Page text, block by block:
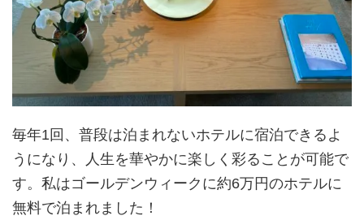
毎年1回、普段は泊まれないホテルに宿泊できるよ
うになり、人生を華やかに楽しく彩ることが可能で
す。私はゴールデンウィークに約6万円のホテルに
無料で泊まれました！